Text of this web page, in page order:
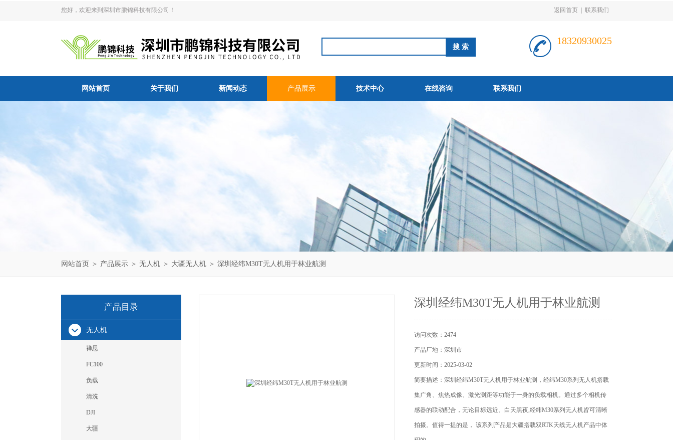
您好，欢迎来到深圳市鹏锦科技有限公司！ 返回首页 联系我们
18320930025
网站首页 关于我们 新闻动态 产品展示 技术中心 在线咨询 联系我们
网站首页 ＞ 产品展示 ＞ 无人机 ＞ 大疆无人机 ＞ 深圳经纬M30T无人机用于林业航测
产品目录
无人机
禅思
FC100
负载
清洗
DJI
大疆
深圳经纬M30T无人机用于林业航测
访问次数：2474
产品厂地：深圳市
更新时间：2025-03-02
简要描述：深圳经纬M30T无人机用于林业航测，经纬M30系列无人机搭载
集广角、焦热成像、激光测距等功能于一身的负载相机。通过多个相机传
感器的联动配合，无论目标远近、白天黑夜,经纬M30系列无人机皆可清晰
拍摄。值得一提的是， 该系列产品是大疆搭载双RTK天线无人机产品中体